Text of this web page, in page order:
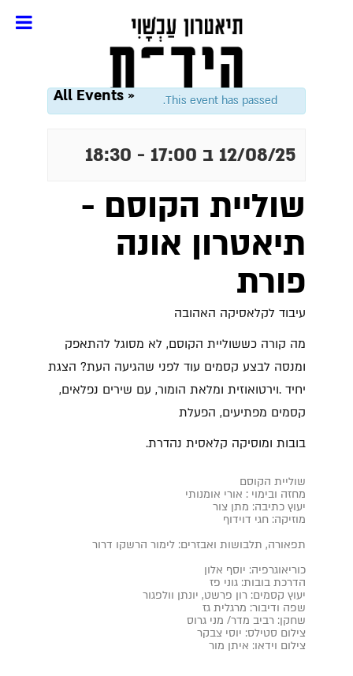
« All Events This event has passed.
12/08/25 ב 17:00 -
18:30
שוליית הקוסם -
תיאטרון אונה
פורת
עיבוד לקלאסיקה האהובה
מה קורה כששוליית הקוסם, לא מסוגל להתאפק
ומנסה לבצע קסמים עוד לפני שהגיעה העת? הצגת
יחיד .וירטואוזית ומלאת הומור, עם שירים נפלאים,
קסמים מפתיעים, הפעלת
בובות ומוסיקה קלאסית נהדרת.
שוליית הקוסם
מחזה ובימוי : אורי אומנותי
יעוץ כתיבה: מתן צור
מוזיקה: חגי דוידוף
תפאורה, תלבושות ואבזרים: לימור הרשקו דרור
כוריאוגרפיה: יוסף אלון
הדרכת בובות: גוני פז
יעוץ קסמים: רון פרשט, יונתן וולפגור
שפה ודיבור: מרגלית גז
שחקן: רביב מדר/ מני גרוס
צילום סטילס: יוסי צבקר
צילום וידאו: איתן מור